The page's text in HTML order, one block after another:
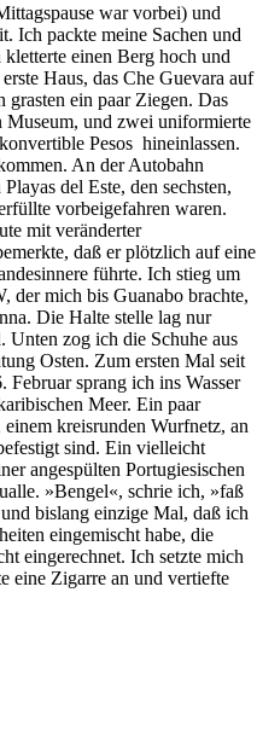
war vorbei) und
Ich packte meine Sachen und
einen Berg hoch und
Haus, das Che Guevara auf
ein paar Ziegen. Das
Museum, und zwei uniformierte
Pesos hineinlassen.
An der Autobahn
del Este, den sechsten,
vorbeigefahren waren.
mit veränderter
daß er plötzlich auf eine
führte. Ich stieg um
der mich bis Guanabo brachte,
Die Halte stelle lag nur
Unten zog ich die Schuhe aus
Osten. Zum ersten Mal seit
sprang ich ins Wasser
Meer. Ein paar
kreisrunden Wurfnetz, an
sind. Ein vielleicht
angespülten Portugiesischen
»Bengel«, schrie ich, »faß
bislang einzige Mal, daß ich
eingemischt habe, die
eingerechnet. Ich setzte mich
eine Zigarre an und vertiefte